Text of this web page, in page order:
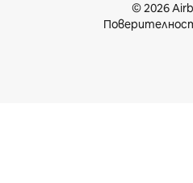
© 2026